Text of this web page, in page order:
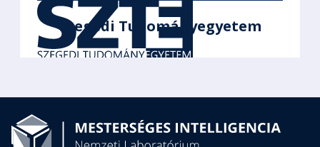
Szegedi Tudományegyetem